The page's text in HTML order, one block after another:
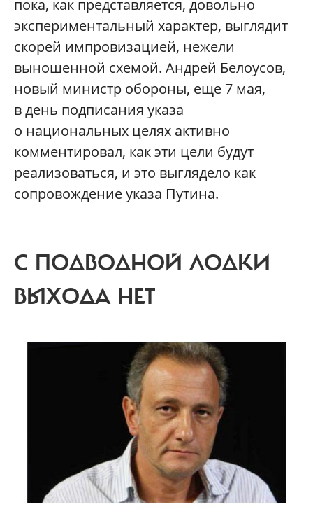
пока, как представляется, довольно
экспериментальный характер, выглядит
скорей импровизацией, нежели
выношенной схемой. Андрей Белоусов,
новый министр обороны, еще 7 мая,
в день подписания указа
о национальных целях активно
комментировал, как эти цели будут
реализоваться, и это выглядело как
сопровождение указа Путина.
С ПОДВОДНОЙ ЛОДКИ
ВЫХОДА НЕТ